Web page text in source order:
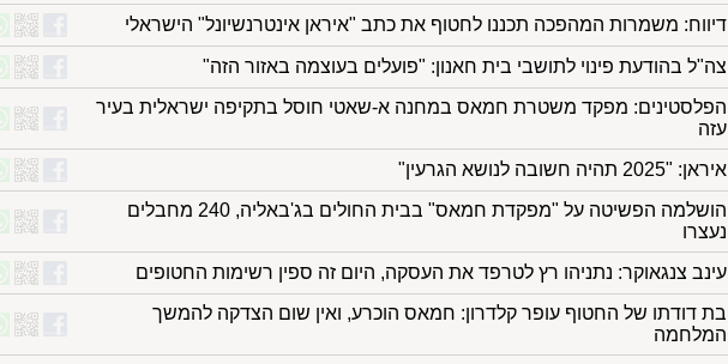
דיווח: משמרות המהפכה תכננו לחטוף את כתב "איראן אינטרנשיונל" הישראלי
צה"ל בהודעת פינוי לתושבי בית חאנון: "פועלים בעוצמה באזור הזה"
הפלסטינים: מפקד משטרת חמאס במחנה א-שאטי חוסל בתקיפה ישראלית בעיר
עזה
איראן: "2025 תהיה חשובה לנושא הגרעין"
הושלמה הפשיטה על "מפקדת חמאס" בבית החולים בג'באליה, 240 מחבלים
נעצרו
עינב צנגאוקר: נתניהו רץ לטרפד את העסקה, היום זה ספין רשימות החטופים
בת דודתו של החטוף עופר קלדרון: חמאס הוכרע, ואין שום הצדקה להמשך
המלחמה